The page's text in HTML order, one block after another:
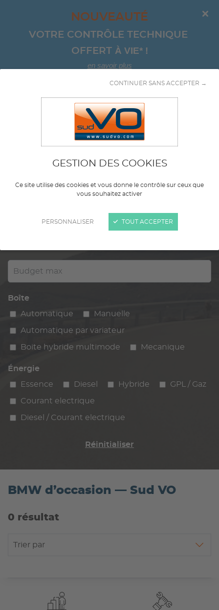
GESTION DES COOKIES
Ce site utilise des cookies et vous donne le contrôle sur ceux que
vous souhaitez activer
PERSONNALISER
CONTINUER SANS ACCEPTER →
TOUT ACCEPTER
NOUVEAUTÉ
VOTRE CONTRÔLE TECHNIQUE
OFFERT À VIE*!
en savoir plus
Aller au contenu
Budget max
Boîte
Automatique
Manuelle
Automatique par variateur
Boite hybride multimode Mecanique
Énergie
Essence
Diesel Hybride GPL / Gaz
Courant electrique
Diesel / Courant electrique
Réinitialiser
BMW d’occasion — Sud VO
0 résultat
Trier par